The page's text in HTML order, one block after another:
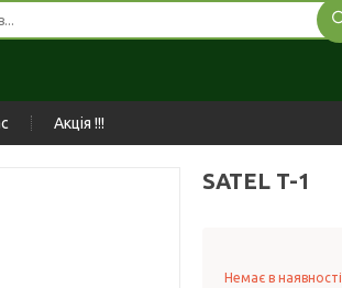
Акція !!!
SATEL T-1
Немає в наявності